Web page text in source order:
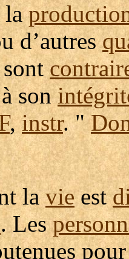
la
d’autres
son
,instr. "
lavieest
. Les